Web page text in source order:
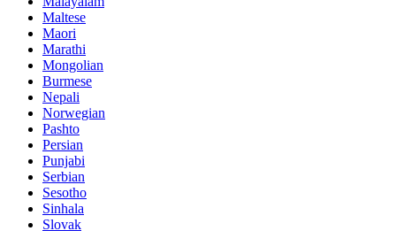
Maltese
Maori
Marathi
Mongolian
Burmese
Nepali
Norwegian
Pashto
Persian
Punjabi
Serbian
Sesotho
Sinhala
Slovak